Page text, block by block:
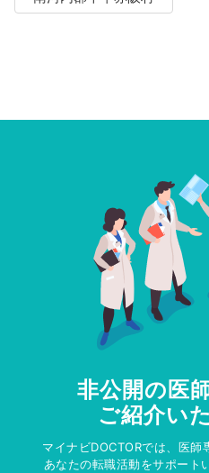
非公開の医
ご紹介い
マイナビDOCTORでは、医
あなたの転職活動をサポート